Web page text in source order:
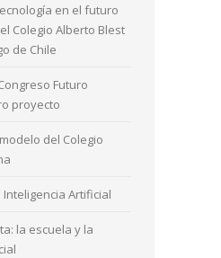
en el futuro
Colegio Alberto Blest
de Chile
Futuro
proyecto
del Colegio
Artificial
la escuela y la